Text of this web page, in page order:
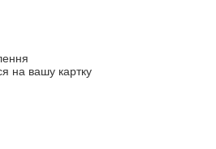
на вашу картку